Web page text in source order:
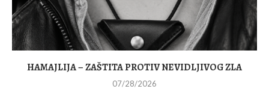
HAMAJLIJA – ZAŠTITA PROTIV NEVIDLJIVOG ZLA
07/28/2026